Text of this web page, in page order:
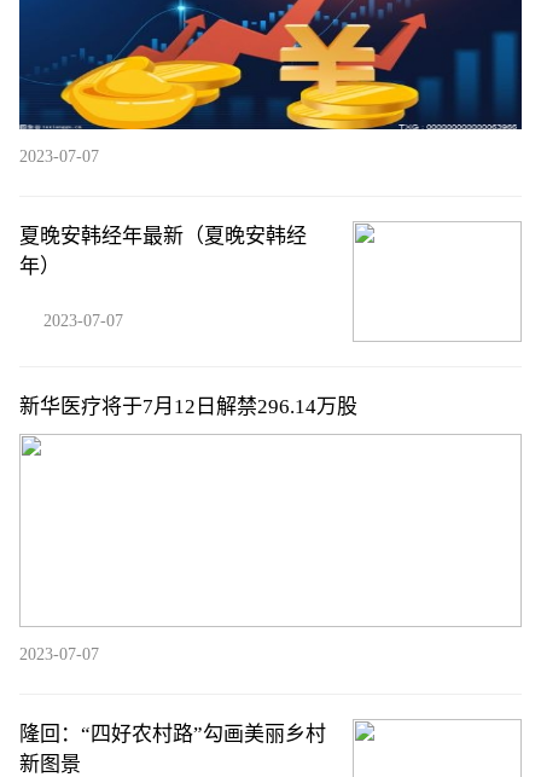
2023-07-07
夏晚安韩经年最新（夏晚安韩经
年）
2023-07-07
新华医疗将于7月12日解禁296.14万股
2023-07-07
隆回：“四好农村路”勾画美丽乡村
新图景